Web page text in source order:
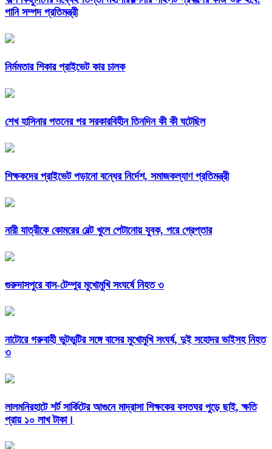
পানি সম্পদ প্রতিমন্ত্রী
নির্মমতার শিকার প্রাইভেট কার চালক
শেখ হাসিনার পতনের পর সরকারবিহীন তিনদিন কী কী ঘটেছিল
শিক্ষকদের প্রাইভেট পড়ানো বন্ধের নির্দেশ, সমাজকল্যাণ প্রতিমন্ত্রী
নারী যাত্রীকে কোমরের বেল্ট খুলে পেটানোয় যুবক, পরে গ্রেপ্তার
গুরুদাসপুরে বাস-টেম্পুর মুখোমুখি সংঘর্ষে নিহত ৩
নাটোরে গরুবাহী ভুটভুটির সঙ্গে বাসের মুখোমুখি সংঘর্ষ, দুই সহোদর ভাইসহ নিহত
৩
লালমনিরহাটে শর্ট সার্কিটের আগুনে মাদ্রাসা শিক্ষকের বসতঘর পুড়ে ছাই, ক্ষতি
প্রায় ১০ লাখ টাকা।